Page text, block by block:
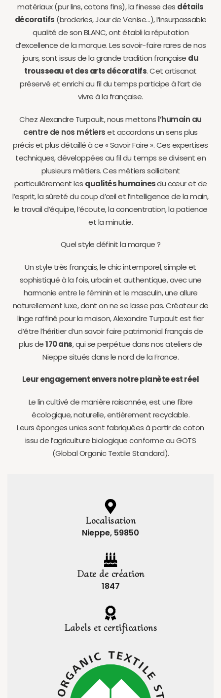
matériaux (pur lins, cotons fins), la finesse des détails
décoratifs (broderies, Jour de Venise…), l’insurpassable
qualité de son BLANC, ont établi la réputation
d’excellence de la marque. Les savoir-faire rares de nos
jours, sont issus de la grande tradition française du
trousseau et des arts décoratifs. Cet artisanat
préservé et enrichi au fil du temps participe à l’art de
vivre à la française.
Chez Alexandre Turpault, nous mettons l’humain au
centre de nos métierset accordons un sens plus
précis et plus détaillé à ce « Savoir Faire ». Ces expertises
techniques, développées au fil du temps se divisent en
plusieurs métiers. Ces métiers sollicitent
particulièrement les qualités humainesdu cœur et de
l’esprit, la sûreté du coup d’œil et l’intelligence de la main,
le travail d’équipe, l’écoute, la concentration, la patience
et la minutie.
Quel style définit la marque ?
Un style très français, le chic intemporel, simple et
sophistiqué à la fois, urbain et authentique, avec une
harmonie entre le féminin et le masculin, une allure
naturellement luxe, dont on ne se lasse pas. Créateur de
linge raffiné pour la maison, Alexandre Turpault est fier
d’être l’héritier d’un savoir faire patrimonial français de
plus de170 ans, qui se perpétue dans nos ateliers de
Nieppe situés dans le nord de la France.
Leur engagement envers notre planète est réel
Le lin cultivé de manière raisonnée, est une fibre
écologique, naturelle, entièrement recyclable.
Leurs éponges unies sont fabriquées à partir de coton
issu de l’agriculture biologique conforme au GOTS
(Global Organic Textile Standard).
Localisation
Nieppe, 59850
Date de création
1847
Labels et certifications